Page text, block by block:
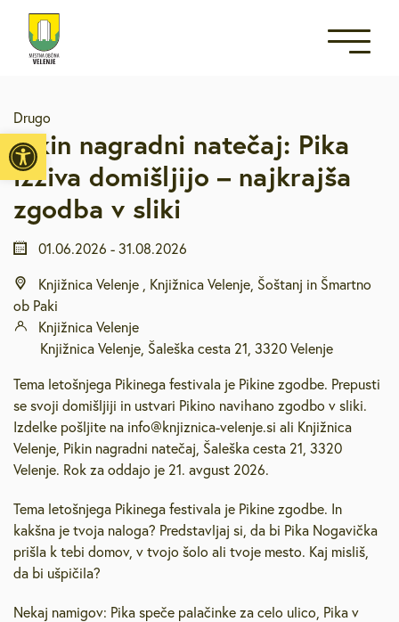
Open toolbar
Drugo
Pikin nagradni natečaj: Pika
izziva domišljijo – najkrajša
zgodba v sliki
01.06.2026 - 31.08.2026
Knjižnica Velenje , Knjižnica Velenje, Šoštanj in Šmartno
ob Paki
Knjižnica Velenje
Knjižnica Velenje, Šaleška cesta 21, 3320 Velenje
Tema letošnjega Pikinega festivala je Pikine zgodbe. Prepusti
se svoji domišljiji in ustvari Pikino navihano zgodbo v sliki.
Izdelke pošljite na info@knjiznica-velenje.si ali Knjižnica
Velenje, Pikin nagradni natečaj, Šaleška cesta 21, 3320
Velenje. Rok za oddajo je 21. avgust 2026.
Tema letošnjega Pikinega festivala je Pikine zgodbe. In
kakšna je tvoja naloga? Predstavljaj si, da bi Pika Nogavička
prišla k tebi domov, v tvojo šolo ali tvoje mesto. Kaj misliš,
da bi ušpičila?
Nekaj namigov: Pika speče palačinke za celo ulico, Pika v